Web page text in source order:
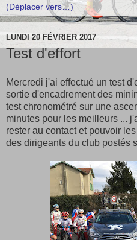
LUNDI 20 FÉVRIER 2017
Test d'effort
Mercredi j'ai effectué un test
sortie d'encadrement des
test chronométré sur une
minutes pour les meilleurs ...
rester au contact et pouvoir
des dirigeants du club postés